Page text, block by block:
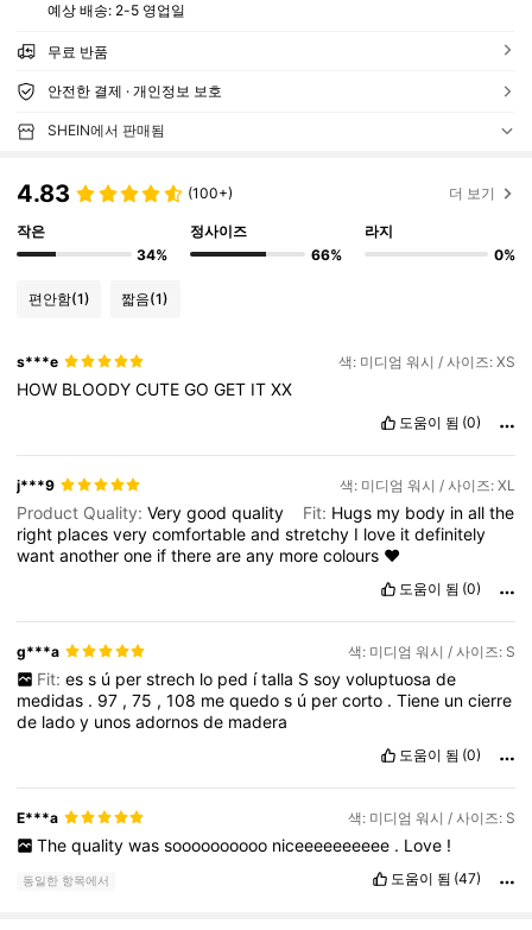
예상 배송: 2-5 영업일
무료 반품
안전한 결제 · 개인정보 보호
SHEIN에서 판매됨
4.83 (100+) 더 보기
작은
34%
정사이즈
66%
라지
0%
편안함(1) 짧음(1)
s***e 색: 미디엄 워시 / 사이즈: XS
HOW BLOODYCUTEGOGET ITXX
도움이 됨 (0)
j***9 색: 미디엄 워시 / 사이즈: XL
Product Quality:Verygoodquality Fit: Hugs my body inallthe
right placesverycomfortableandstretchy I love itdefinitely
wantanotherone ifthereareany morecolours ❤️
도움이 됨 (0)
g***a 색: 미디엄 워시 / 사이즈: S
Fit: es s ú per strech lo ped ítalla S soy voluptuosa de
medidas . 97 ,75 ,108 mequedos ú percorto .Tiene uncierre
de ladoy unosadornosde madera
도움이 됨 (0)
E***a 색: 미디엄 워시 / 사이즈: S
The quality was soooooooooo niceeeeeeeeee . Love !
동일한 항목에서 도움이 됨 (47)